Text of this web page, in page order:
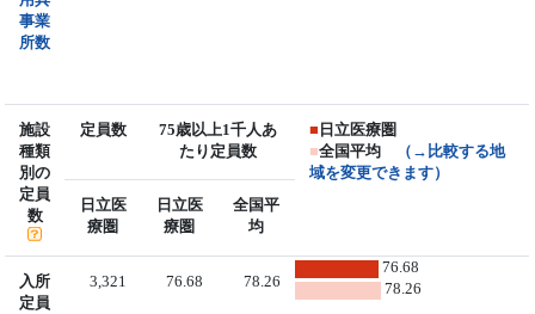
事業
所数
施設
種類
別の
定員
数
定員数
75歳以上1千人あ
たり定員数
■ 日立医療圏
■全国平均
（→比較する地
域を変更できます）
日立医
療圏
日立医
療圏
全国平
均
入所
定員
3,321 76.68 78.26
76.68
78.26